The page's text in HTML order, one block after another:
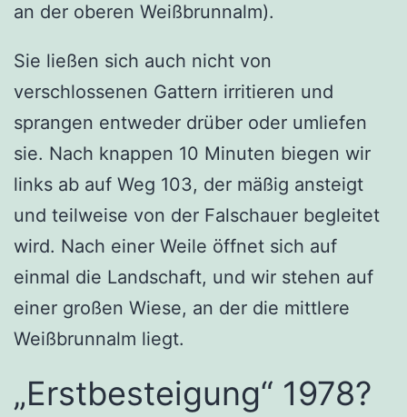
an der oberen Weißbrunnalm).
Sie ließen sich auch nicht von
verschlossenen Gattern irritieren und
sprangen entweder drüber oder umliefen
sie. Nach knappen 10 Minuten biegen wir
links ab auf Weg 103, der mäßig ansteigt
und teilweise von der Falschauer begleitet
wird. Nach einer Weile öffnet sich auf
einmal die Landschaft, und wir stehen auf
einer großen Wiese, an der die mittlere
Weißbrunnalm liegt.
„Erstbesteigung“ 1978?